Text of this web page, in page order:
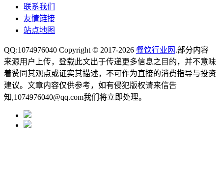
联系我们
友情链接
站点地图
QQ:1074976040 Copyright © 2017-2026 餐饮行业网 .部分内容
来源用户上传，登载此文出于传递更多信息之目的，并不意味
着赞同其观点或证实其描述，不可作为直接的消费指导与投资
建议。文章内容仅供参考，如有侵犯版权请来信告
知,1074976040@qq.com我们将立即处理。